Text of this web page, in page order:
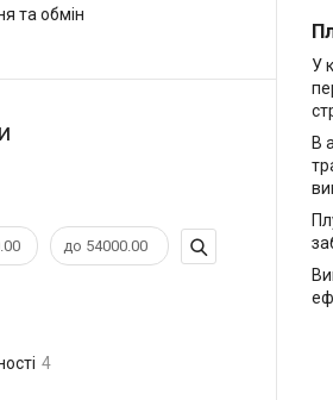
У
В
та обмін
4